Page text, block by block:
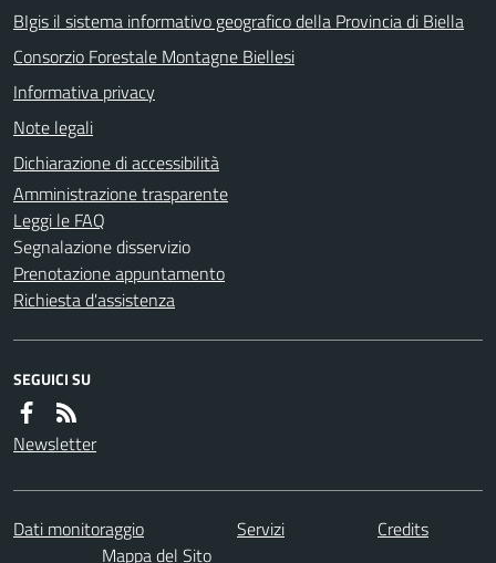
BIgis il sistema informativo geografico della Provincia di Biella
Consorzio Forestale Montagne Biellesi
Informativa privacy
Note legali
Dichiarazione di accessibilità
Amministrazione trasparente
Leggi le FAQ
Segnalazione disservizio
Prenotazione appuntamento
Richiesta d'assistenza
SEGUICI SU
Newsletter
Dati monitoraggio Servizi
Credits
Mappa del Sito